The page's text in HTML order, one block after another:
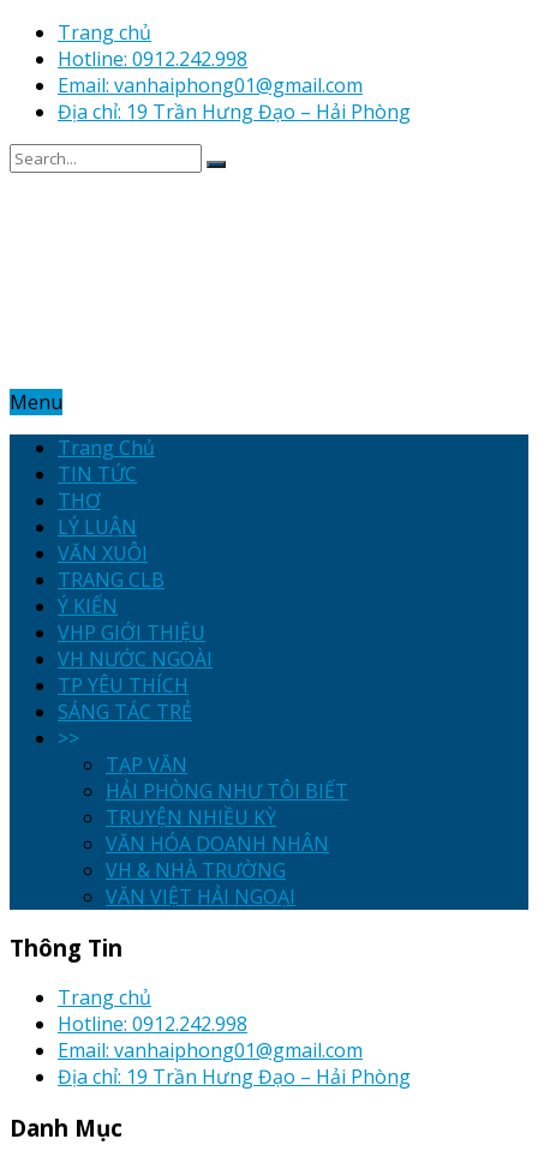
Trang chủ
Hotline: 0912.242.998
Email: vanhaiphong01@gmail.com
Địa chỉ: 19 Trần Hưng Đạo – Hải Phòng
Menu
Trang Chủ
TIN TỨC
THƠ
LÝ LUẬN
VĂN XUÔI
TRANG CLB
Ý KIẾN
VHP GIỚI THIỆU
VH NƯỚC NGOÀI
TP YÊU THÍCH
SÁNG TÁC TRẺ
>>
TẠP VĂN
HẢI PHÒNG NHƯ TÔI BIẾT
TRUYỆN NHIỀU KỲ
VĂN HÓA DOANH NHÂN
VH & NHÀ TRƯỜNG
VĂN VIỆT HẢI NGOẠI
Thông Tin
Trang chủ
Hotline: 0912.242.998
Email: vanhaiphong01@gmail.com
Địa chỉ: 19 Trần Hưng Đạo – Hải Phòng
Danh Mục